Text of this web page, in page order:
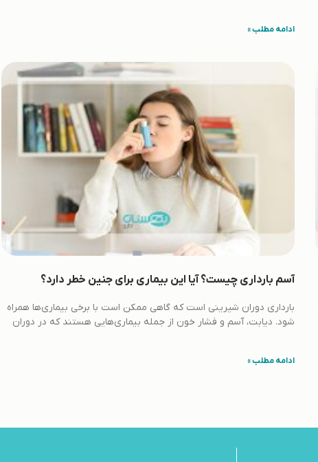
ادامه مطلب »
آسم بارداری چیست؟ آیا این بیماری برای جنین خطر دارد؟
بارداری دوران شیرینی است که گاهی ممکن است با برخی بیماری‌ها همراه
شود. دیابت، آسم و فشار خون از جمله بیماری‌هایی هستند که در دوران
ادامه مطلب »